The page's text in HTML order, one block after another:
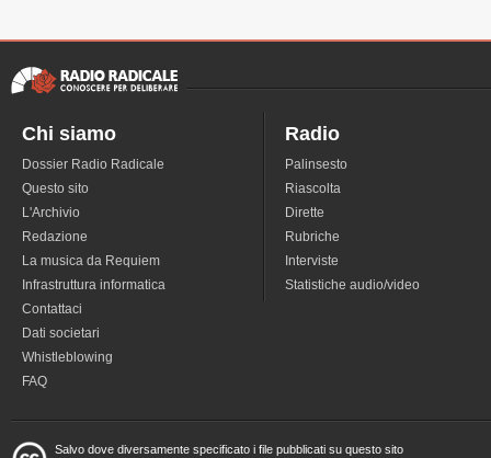
Chi siamo
Dossier Radio Radicale
Questo sito
L'Archivio
Redazione
La musica da Requiem
Infrastruttura informatica
Contattaci
Dati societari
Whistleblowing
FAQ
Radio
Palinsesto
Riascolta
Dirette
Rubriche
Interviste
Statistiche audio/video
Salvo dove diversamente specificato i file pubblicati su questo sito